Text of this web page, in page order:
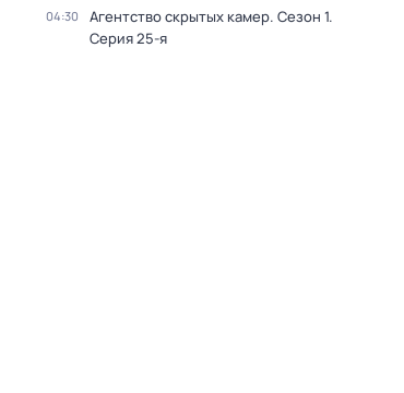
04:30 Агентство скрытых камер. Сезон 1.
Серия 25-я